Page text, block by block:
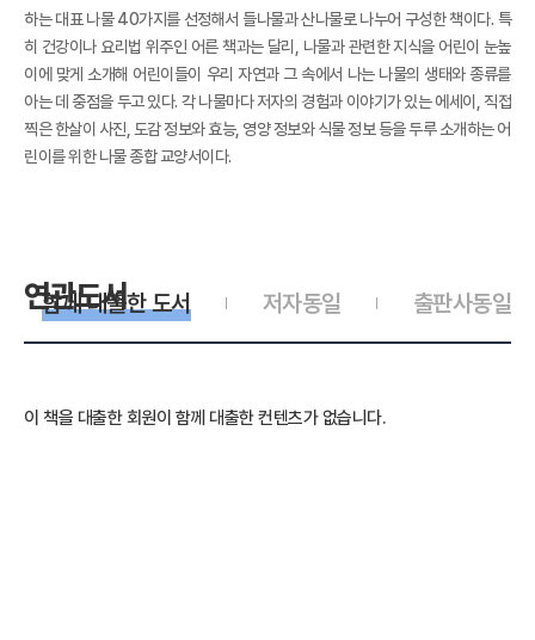
하는 대표 나물 40가지를 선정해서 들나물과 산나물로 나누어 구성한 책이다. 특
히 건강이나 요리법 위주인 어른 책과는 달리, 나물과 관련한 지식을 어린이 눈높
이에 맞게 소개해 어린이들이 우리 자연과 그 속에서 나는 나물의 생태와 종류를
아는 데 중점을 두고 있다. 각 나물마다 저자의 경험과 이야기가 있는 에세이, 직접
찍은 한살이 사진, 도감 정보와 효능, 영양 정보와 식물 정보 등을 두루 소개하는 어
린이를 위한 나물 종합 교양서이다.
연관도서 출판사동일
저자동일
함께 대출한 도서
이 책을 대출한 회원이 함께 대출한 컨텐츠가 없습니다.